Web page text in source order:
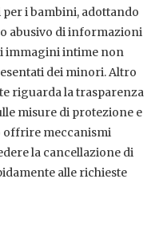
i bambini, adottando
abusivo di informazioni
immagini intime non
dei minori. Altro
riguarda la trasparenza
misure di protezione e
offrire meccanismi
la cancellazione di
alle richieste